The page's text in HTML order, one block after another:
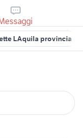
LAquila provincia